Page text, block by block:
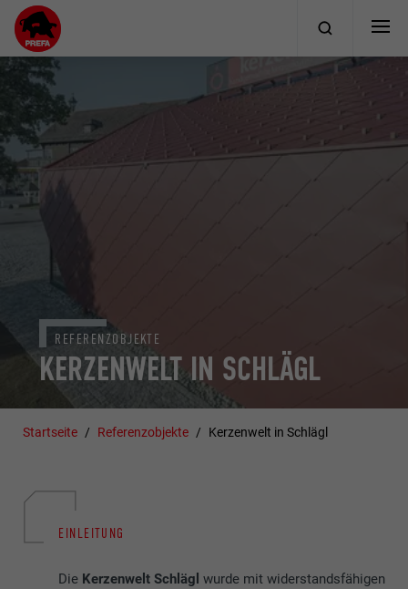
KERZENWELT IN SCHLÄGL
REFERENZOBJEKTE
Startseite Referenzobjekte Kerzenwelt in Schlägl
EINLEITUNG
Die Kerzenwelt Schlägl wurde mit widerstandsfähigen